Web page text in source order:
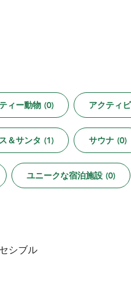
ィー動物 (0) アクティ
＆サンタ (1) サウナ (0)
ユニークな宿泊施設 (0)
シブル